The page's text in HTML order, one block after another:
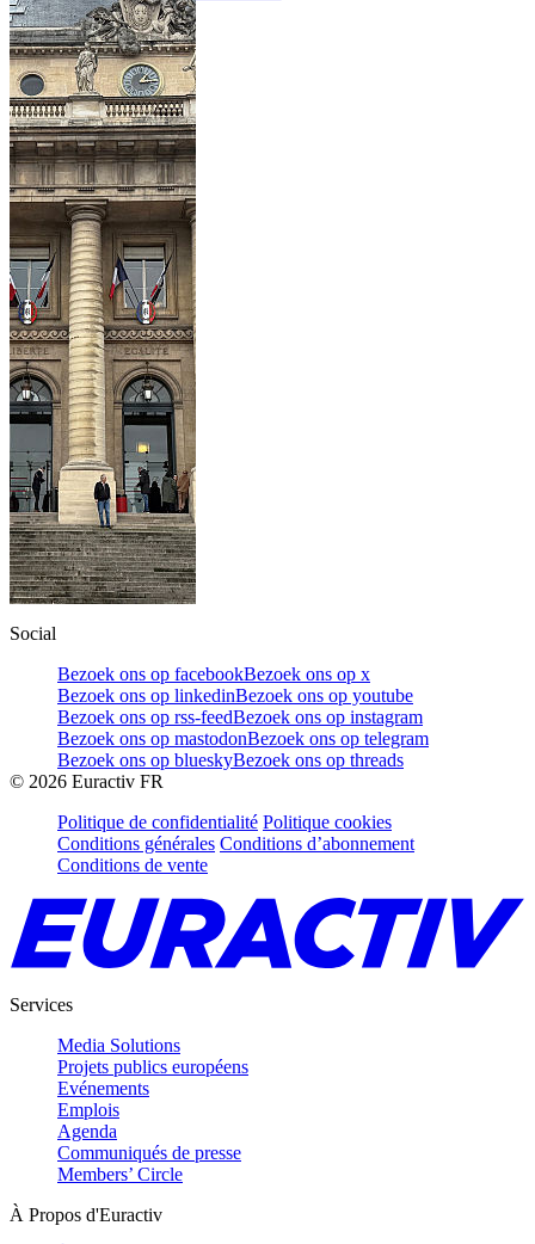
Social
Bezoek ons op facebookBezoek ons op x
Bezoek ons op linkedinBezoek ons op youtube
Bezoek ons op rss-feedBezoek ons op instagram
Bezoek ons op mastodonBezoek ons op telegram
Bezoek ons op blueskyBezoek ons op threads
© 2026 Euractiv FR
Politique de confidentialité Politique cookies
Conditions générales Conditions d’abonnement
Conditions de vente
Services
Media Solutions
Projets publics européens
Evénements
Emplois
Agenda
Communiqués de presse
Members’ Circle
À Propos d'Euractiv